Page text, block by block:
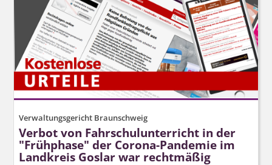
Verwaltungsgericht Braunschweig
Verbot von Fahrschulunterricht in der
"Frühphase" der Corona-Pandemie im
Landkreis Goslar war rechtmäßig